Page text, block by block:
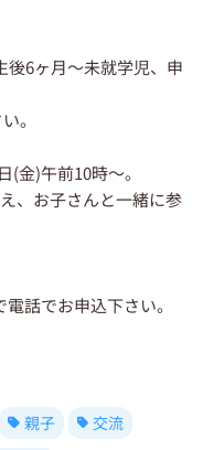
後6ヶ月～未就学児、申
。
(金)午前10時～。
、お子さんと一緒に参
話でお申込下さい。
親子
交流